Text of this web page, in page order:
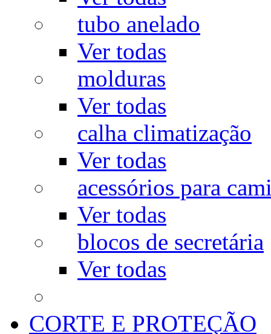
tubo anelado
Ver todas
molduras
Ver todas
calha climatização
Ver todas
acessórios para
Ver todas
blocos de secretária
Ver todas
CORTE E PROTEÇÃO